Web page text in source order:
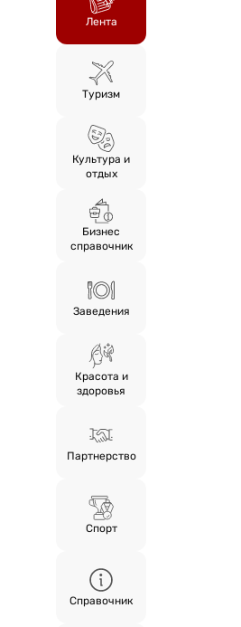
Лента
Туризм
Культура и
отдых
Бизнес
справочник
Заведения
Красота и
здоровья
Партнерство
Спорт
Справочник